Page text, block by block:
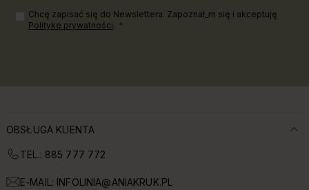
Chcę zapisać się do Newslettera. Zapoznał_m się i akceptuję
Politykę prywatności.
OBSŁUGA KLIENTA
TEL.: 885 777 772
E-MAIL: INFOLINIA@ANIAKRUK.PL